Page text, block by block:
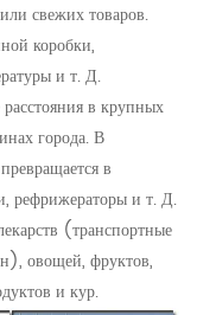
свежих товаров.
коробки,
и т. Д.
в крупных
города. В
в
рефрижераторы и т. Д.
(транспортные
овощей, фруктов,
и кур.